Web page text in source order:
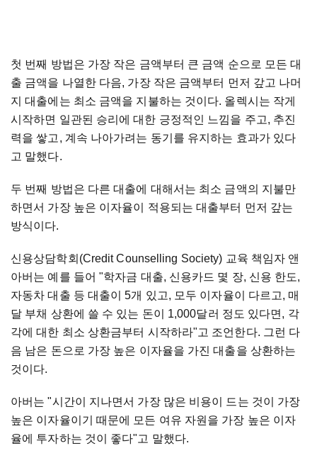
첫 번째 방법은 가장 작은 금액부터 큰 금액 순으로 모든 대
출 금액을 나열한 다음, 가장 작은 금액부터 먼저 갚고 나머
지 대출에는 최소 금액을 지불하는 것이다. 올렉시는 작게
시작하면 일관된 승리에 대한 긍정적인 느낌을 주고, 추진
력을 쌓고, 계속 나아가려는 동기를 유지하는 효과가 있다
고 말했다.
두 번째 방법은 다른 대출에 대해서는 최소 금액의 지불만
하면서 가장 높은 이자율이 적용되는 대출부터 먼저 갚는
방식이다.
신용상담학회(Credit Counselling Society) 교육 책임자 앤
아버는 예를 들어 "학자금 대출, 신용카드 몇 장, 신용 한도,
자동차 대출 등 대출이 5개 있고, 모두 이자율이 다르고, 매
달 부채 상환에 쓸 수 있는 돈이 1,000달러 정도 있다면, 각
각에 대한 최소 상환금부터 시작하라"고 조언한다. 그런 다
음 남은 돈으로 가장 높은 이자율을 가진 대출을 상환하는
것이다.
아버는 "시간이 지나면서 가장 많은 비용이 드는 것이 가장
높은 이자율이기 때문에 모든 여유 자원을 가장 높은 이자
율에 투자하는 것이 좋다"고 말했다.